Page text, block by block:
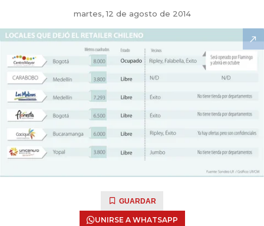
martes, 12 de agosto de 2014
GUARDAR
UNIRSE A WHATSAPP